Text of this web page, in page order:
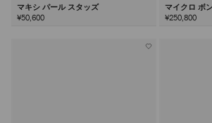
マキシ パール スタッズ
¥50,600
マイクロ ボ
¥250,800